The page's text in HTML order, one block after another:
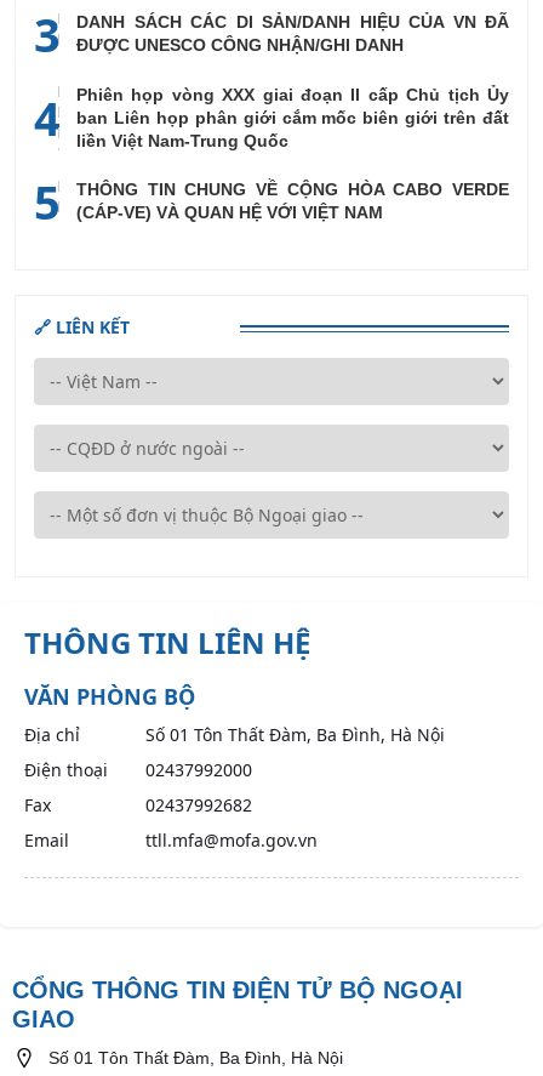
3
DANH SÁCH CÁC DI SẢN/DANH HIỆU CỦA VN ĐÃ
ĐƯỢC UNESCO CÔNG NHẬN/GHI DANH
4
Phiên họp vòng XXX giai đoạn II cấp Chủ tịch Ủy
ban Liên họp phân giới cắm mốc biên giới trên đất
liền Việt Nam-Trung Quốc
5
THÔNG TIN CHUNG VỀ CỘNG HÒA CABO VERDE
(CÁP-VE) VÀ QUAN HỆ VỚI VIỆT NAM
🔗 LIÊN KẾT
THÔNG TIN LIÊN HỆ
VĂN PHÒNG BỘ
Địa chỉ
Số 01 Tôn Thất Đàm, Ba Đình, Hà Nội
Điện thoại
02437992000
Fax
02437992682
Email
ttll.mfa@mofa.gov.vn
CỔNG THÔNG TIN ĐIỆN TỬ BỘ NGOẠI
GIAO
Số 01 Tôn Thất Đàm, Ba Đình, Hà Nội